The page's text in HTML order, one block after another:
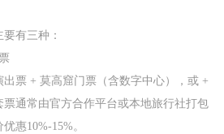
有三种：
票 + 莫高窟门票（含数字中心），或 +
通常由官方合作平台或本地旅行社打包
惠10%-15%。